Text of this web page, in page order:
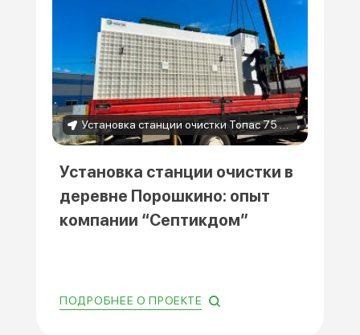
Установка станции очистки Топас 75 в деревне Порошкино
Установка станции очистки в
деревне Порошкино: опыт
компании “Септикдом”
ПОДРОБНЕЕ О ПРОЕКТЕ